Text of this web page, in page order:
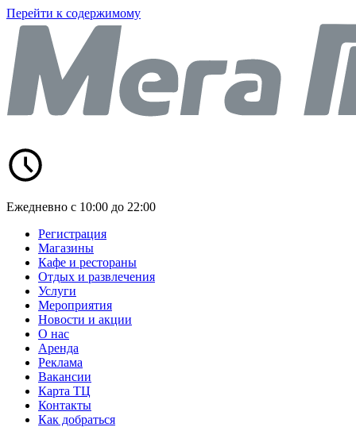
Перейти к содержимому
Ежедневно с 10:00 до 22:00
Регистрация
Магазины
Кафе и рестораны
Отдых и развлечения
Услуги
Мероприятия
Новости и акции
О нас
Аренда
Реклама
Вакансии
Карта ТЦ
Контакты
Как добраться